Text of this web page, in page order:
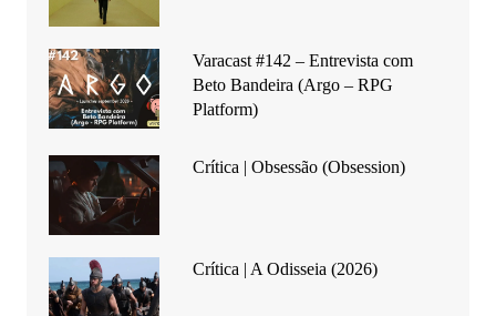
Varacast #142 – Entrevista com
Beto Bandeira (Argo – RPG
Platform)
Crítica | Obsessão (Obsession)
Crítica | A Odisseia (2026)